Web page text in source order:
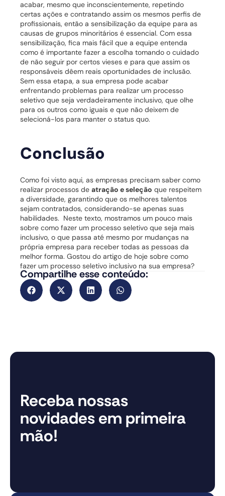
acabar, mesmo que inconscientemente, repetindo
certas ações e contratando assim os mesmos perfis de
profissionais, então a sensibilização da equipe para as
causas de grupos minoritários é essencial. Com essa
sensibilização, fica mais fácil que a equipe entenda
como é importante fazer a escolha tomando o cuidado
de não seguir por certos vieses e para que assim os
responsáveis dêem reais oportunidades de inclusão.
Sem essa etapa, a sua empresa pode acabar
enfrentando problemas para realizar um processo
seletivo que seja verdadeiramente inclusivo, que olhe
para os outros como iguais e que não deixem de
selecioná-los para manter o status quo.
Conclusão
Como foi visto aqui, as empresas precisam saber como
realizar processos de atração e seleção que respeitem
a diversidade, garantindo que os melhores talentos
sejam contratados, considerando-se apenas suas
habilidades. Neste texto, mostramos um pouco mais
sobre como fazer um processo seletivo que seja mais
inclusivo, o que passa até mesmo por mudanças na
própria empresa para receber todas as pessoas da
melhor forma. Gostou do artigo de hoje sobre como
fazer um processo seletivo inclusivo na sua empresa?
Compartilhe esse conteúdo:
Receba nossas
novidades em primeira
mão!